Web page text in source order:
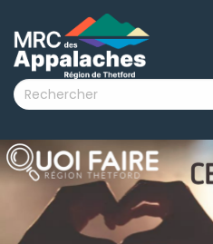
submenu (La MRC )
submenu (Citoyens )
submenu (Visiteurs )
submenu (Nouvelles )
submenu (Documentation )